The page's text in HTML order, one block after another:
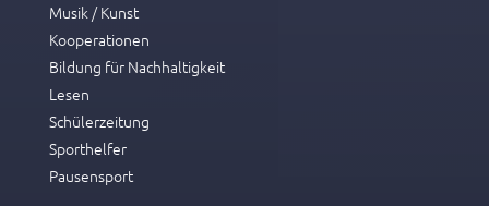
Musik / Kunst
Kooperationen
Bildung für Nachhaltigkeit
Lesen
Schülerzeitung
Sporthelfer
Pausensport